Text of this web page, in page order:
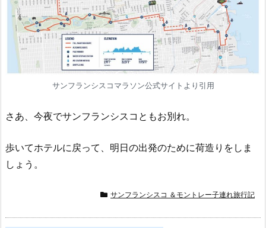
サンフランシスコマラソン公式サイトより引用
さあ、今夜でサンフランシスコともお別れ。
歩いてホテルに戻って、明日の出発のために荷造りをしま
しょう。
サンフランシスコ ＆モントレー子連れ旅行記